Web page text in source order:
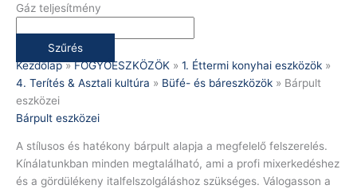
Gáz teljesítmény
Szűrés
Kezdőlap»FOGYÓESZKÖZÖK » 1. Éttermi konyhai eszközök »
4. Terítés & Asztali kultúra » Büfé- és báreszközök » Bárpult
eszközei
Bárpult eszközei
A stílusos és hatékony bárpult alapja a megfelelő felszerelés.
Kínálatunkban minden megtalálható, ami a profi mixerkedéshez
és a gördülékeny italfelszolgáláshoz szükséges. Válogasson a